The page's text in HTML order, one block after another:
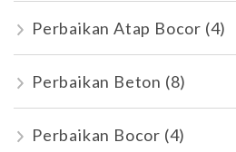
Perbaikan Atap Bocor (4)
Perbaikan Beton (8)
Perbaikan Bocor (4)